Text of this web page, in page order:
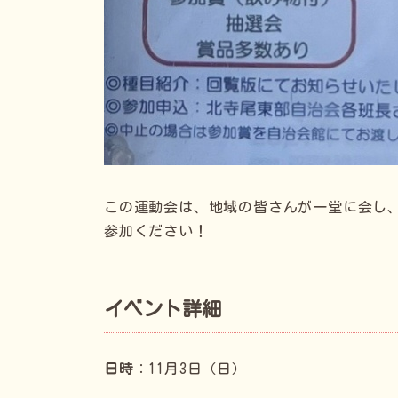
この運動会は、地域の皆さんが一堂に会し
参加ください！
イベント詳細
日時 ：11月3日（日）